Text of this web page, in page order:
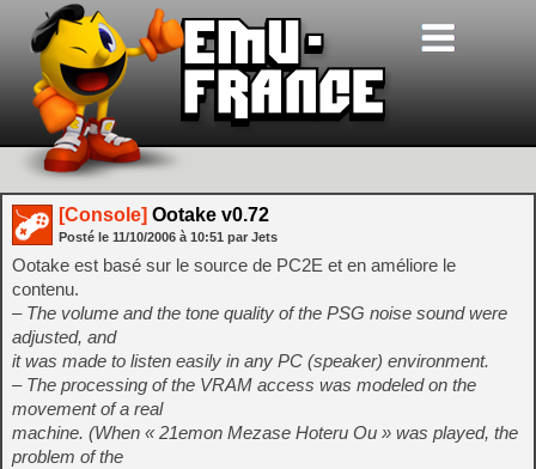
[Console] Ootake v0.72
Posté le 11/10/2006 à 10:51 par Jets
Ootake est basé sur le source de PC2E et en améliore le
contenu.
– The volume and the tone quality of the PSG noise sound were
adjusted, and
it was made to listen easily in any PC (speaker) environment.
– The processing of the VRAM access was modeled on the
movement of a real
machine. (When « 21emon Mezase Hoteru Ou » was played, the
problem of the